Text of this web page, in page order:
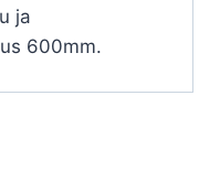
ja
600mm.